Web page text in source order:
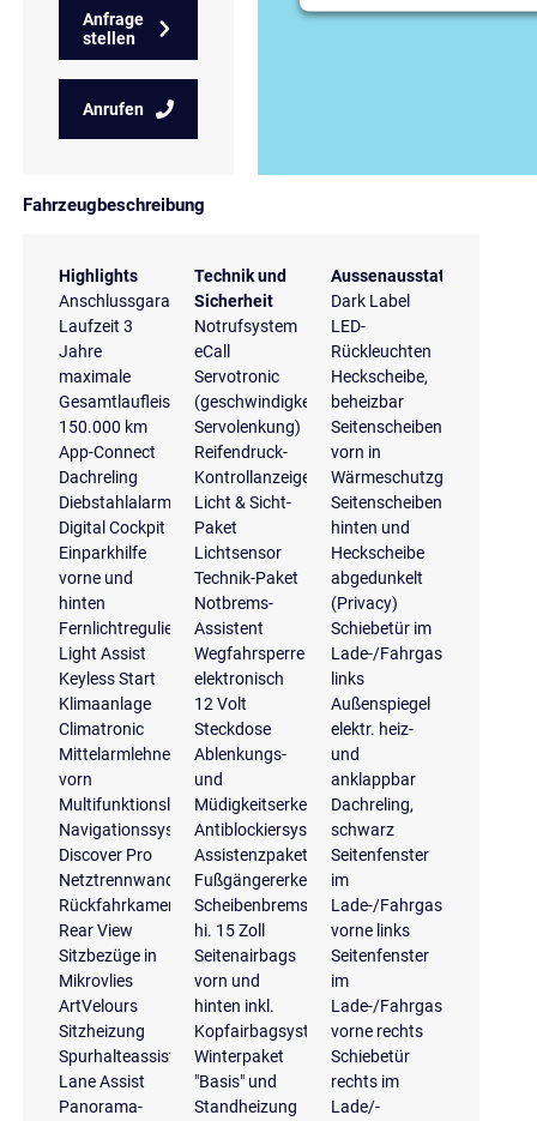
Anfrage
stellen
Anrufen
Fahrzeugbeschreibung
Highlights
Anschlussgarantie
Laufzeit 3
Jahre
maximale
Gesamtlaufleistung
150.000 km
App-Connect
Dachreling
Diebstahlalarmanlage
Digital Cockpit
Einparkhilfe
vorne und
hinten
Fernlichtregulierung
Light Assist
Keyless Start
Klimaanlage
Climatronic
Mittelarmlehne
vorn
Multifunktionslenkrad
Navigationssystem
Discover Pro
Netztrennwand
Rückfahrkamera
Rear View
Sitzbezüge in
Mikrovlies
ArtVelours
Sitzheizung
Spurhalteassistent
Lane Assist
Panorama-
Technik und
Sicherheit
Notrufsystem
eCall
Servotronic
(geschwindigkeitsabhängige
Servolenkung)
Reifendruck-
Kontrollanzeige
Licht & Sicht-
Paket
Lichtsensor
Technik-Paket
Notbrems-
Assistent
Wegfahrsperre
elektronisch
12 Volt
Steckdose
Ablenkungs-
und
Müdigkeitserkennung
Antiblockiersystem
Assistenzpaket
Fußgängererkennung
Scheibenbremsen
hi. 15 Zoll
Seitenairbags
vorn und
hinten inkl.
Kopfairbagsystem
Winterpaket
"Basis" und
Standheizung
Aussenausstattung
Dark Label
LED-
Rückleuchten
Heckscheibe,
beheizbar
Seitenscheiben
vorn in
Wärmeschutzglas,
Seitenscheiben
hinten und
Heckscheibe
abgedunkelt
(Privacy)
Schiebetür im
Lade-/Fahrgastraum,
links
Außenspiegel
elektr. heiz-
und
anklappbar
Dachreling,
schwarz
Seitenfenster
im
Lade-/Fahrgastraum,
vorne links
Seitenfenster
im
Lade-/Fahrgastraum,
vorne rechts
Schiebetür
rechts im
Lade/-